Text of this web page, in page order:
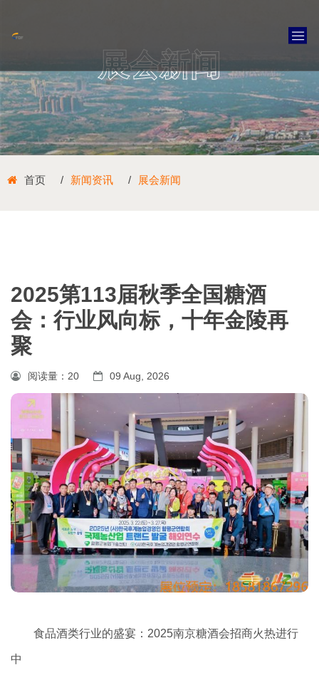
展会新闻
首页 新闻资讯 展会新闻
2025第113届秋季全国糖酒
会：行业风向标，十年金陵再
聚
阅读量： 20 09 Aug, 2026
食品酒类行业的盛宴：2025南京糖酒会招商火热进行
中